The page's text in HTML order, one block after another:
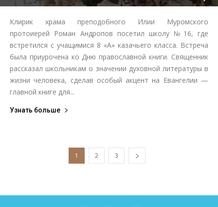
Клирик храма преподобного Илии Муромского
протоиерей Роман Андропов посетил школу №16, где
встретился с учащимися 8 «А» казачьего класса. Встреча
была приурочена ко Дню православной книги. Священник
рассказал школьникам о значении духовной литературы в
жизни человека, сделав особый акцент на Евангелии —
главной книге для...
Узнать больше
1 2 3